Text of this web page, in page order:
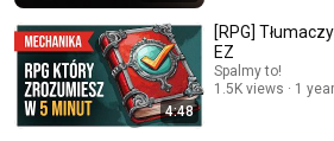
4:48
[RPG]
EZ
Spalmy to!
1.5K views
1